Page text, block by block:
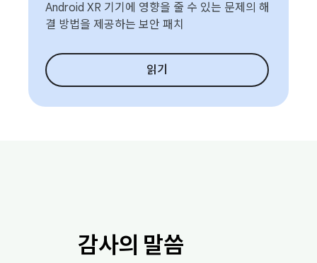
Android XR 기기에 영향을 줄 수 있는 문제의 해
결 방법을 제공하는 보안 패치
읽기
감사의 말씀